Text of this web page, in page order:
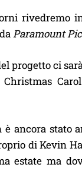
rivedremo
Paramount
progetto ci
ancora stato
di Kevin
estate ma